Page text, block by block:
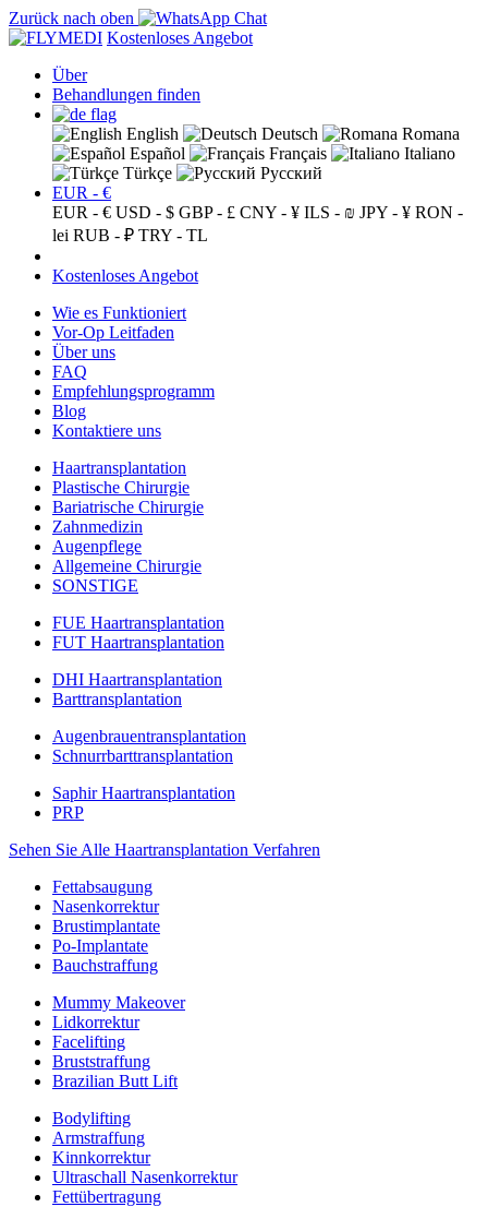
Zurück nach oben
Kostenloses Angebot
Über
Behandlungen finden
English Deutsch
Romana
Español
Français
Italiano
Türkçe
Русский
EUR - €
EUR - € USD - $ GBP - £ CNY - ¥ ILS - ₪ JPY - ¥ RON -
lei RUB - ₽ TRY - TL
Kostenloses Angebot
Wie es Funktioniert
Vor-Op Leitfaden
Über uns
FAQ
Empfehlungsprogramm
Blog
Kontaktiere uns
Haartransplantation
Plastische Chirurgie
Bariatrische Chirurgie
Zahnmedizin
Augenpflege
Allgemeine Chirurgie
SONSTIGE
FUE Haartransplantation
FUT Haartransplantation
DHI Haartransplantation
Barttransplantation
Augenbrauentransplantation
Schnurrbarttransplantation
Saphir Haartransplantation
PRP
Sehen Sie Alle Haartransplantation Verfahren
Fettabsaugung
Nasenkorrektur
Brustimplantate
Po-Implantate
Bauchstraffung
Mummy Makeover
Lidkorrektur
Facelifting
Bruststraffung
Brazilian Butt Lift
Bodylifting
Armstraffung
Kinnkorrektur
Ultraschall Nasenkorrektur
Fettübertragung